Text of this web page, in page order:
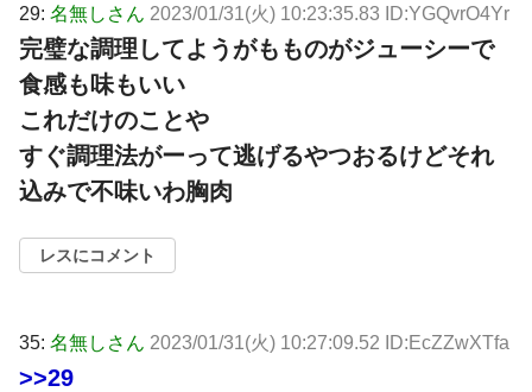
29: 名無しさん 2023/01/31(火) 10:23:35.83 ID:YGQvrO4Yr
完璧な調理してようがもものがジューシーで
食感も味もいい
これだけのことや
すぐ調理法がーって逃げるやつおるけどそれ
込みで不味いわ胸肉
レスにコメント
35: 名無しさん 2023/01/31(火) 10:27:09.52 ID:EcZZwXTfa
>>29